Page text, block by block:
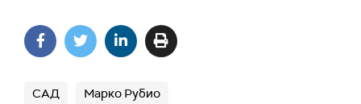
САД Марко Рубио